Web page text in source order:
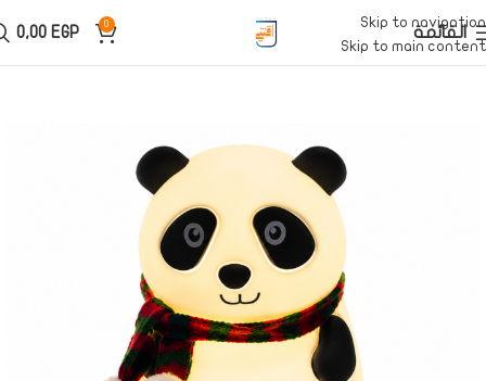
Skip to navigation
Skip to main content
القائمة 0
0,00 EGP